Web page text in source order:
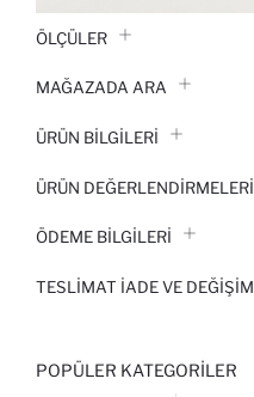
ÖLÇÜLER
MAĞAZADA ARA
ÜRÜN BILGILERI
ÜRÜN DEĞERLENDİRMELERİ
ÖDEME BİLGİLERİ
TESLIMAT İADE VE DEĞIŞIM
POPÜLER KATEGORILER